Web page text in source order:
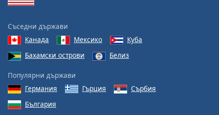
Picture
Fullscreen
This
modal
window.
Съседни държави
Канада
Мексико
Куба
Бахамски острови
Белиз
Популярни държави
Германия
Гърция
Сърбия
България